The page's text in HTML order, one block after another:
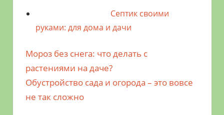
Септик своими
руками: для дома и дачи
Навигация
по
записям
Предыдущая
запись;
Мороз без снега: что делать с
растениями на даче?
Следующая
запись:
Обустройство сада и огорода – это вовсе
не так сложно